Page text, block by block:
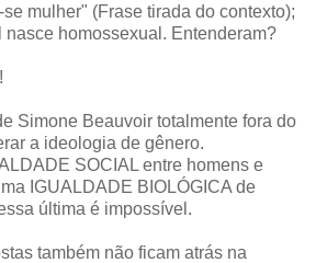
mulher" (Frase tirada do contexto);
nasce homossexual. Entenderam?
Simone Beauvoir totalmente fora do
a ideologia de gênero.
SOCIAL entre homens e
IGUALDADE BIOLÓGICA de
última é impossível.
também não ficam atrás na